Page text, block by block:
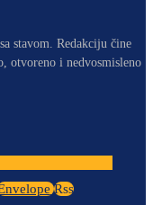
stavom. Redakciju čine
otvoreno i nedvosmisleno
Rss